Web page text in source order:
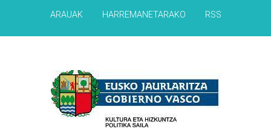
ARAUAK HARREMANETARAKO RSS